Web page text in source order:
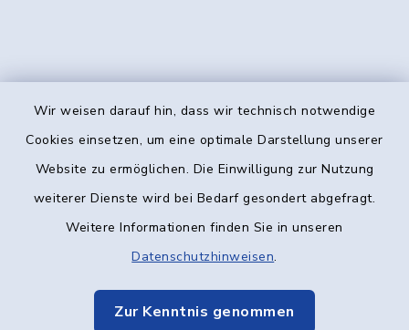
Wir weisen darauf hin, dass wir technisch notwendige
Cookies einsetzen, um eine optimale Darstellung unserer
Website zu ermöglichen. Die Einwilligung zur Nutzung
weiterer Dienste wird bei Bedarf gesondert abgefragt.
Weitere Informationen finden Sie in unseren
Datenschutzhinweisen.
Zur Kenntnis genommen
Kontakt
Datenschutz